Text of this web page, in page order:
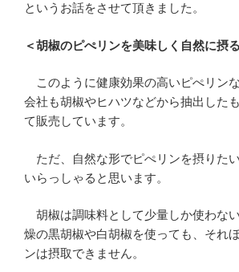
というお話をさせて頂きました。
＜胡椒のピぺリンを美味しく自然に摂
このように健康効果の高いピぺリン
会社も胡椒やヒハツなどから抽出した
て販売しています。
ただ、自然な形でピぺリンを摂りた
いらっしゃると思います。
胡椒は調味料として少量しか使わな
燥の黒胡椒や白胡椒を使っても、それ
ンは摂取できません。